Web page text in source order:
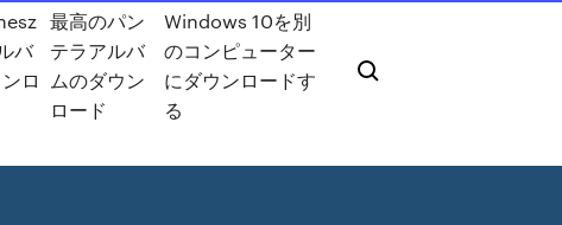
バ
ロ
最高のパン
テラアルバ
ムのダウン
ロード
Windows 10を別
のコンピューター
にダウンロードす
る